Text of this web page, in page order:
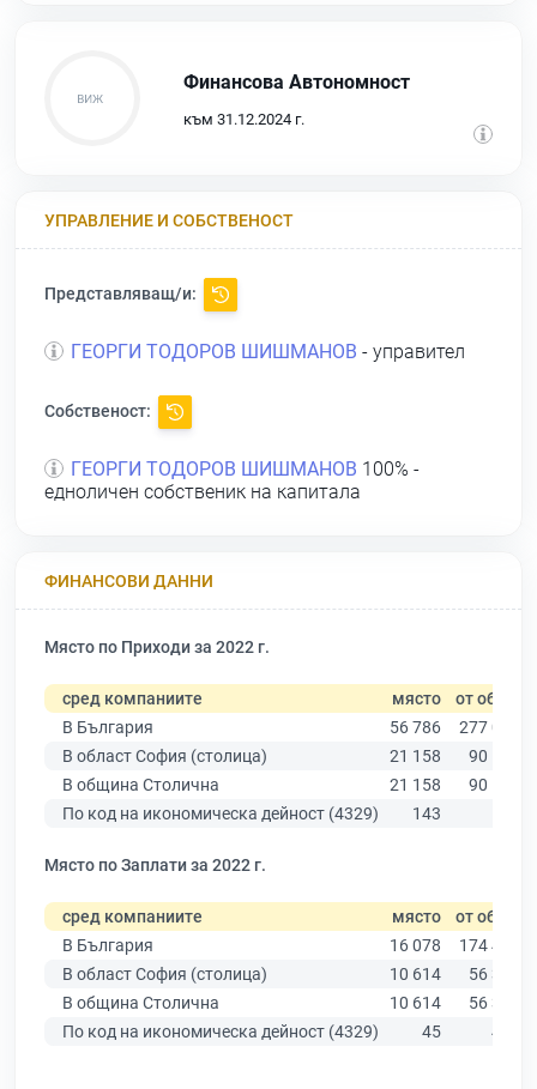
Финансова Автономност
към 31.12.2024 г.
УПРАВЛЕНИЕ И СОБСТВЕНОСТ
Представляващ/и:
ГЕОРГИ ТОДОРОВ ШИШМАНОВ - управител
Собственост:
ГЕОРГИ ТОДОРОВ ШИШМАНОВ 100% -
едноличен собственик на капитала
ФИНАНСОВИ ДАННИ
Място по Приходи за 2022 г.
сред компаниите място от общо
В България
56 786
277 019
В област София (столица)
21 158
90 178
В община Столична
21 158
90 178
По код на икономическа дейност (4329)
143
Място по Заплати за 2022 г.
сред компаниите място от общо
В България
16 078
174 403
В област София (столица)
10 614
56 378
В община Столична
10 614
56 378
По код на икономическа дейност (4329)
45 451